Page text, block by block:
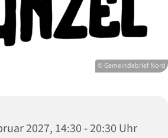
© Gemeindebrief Nord
2027, 14:30 - 20:30 Uhr